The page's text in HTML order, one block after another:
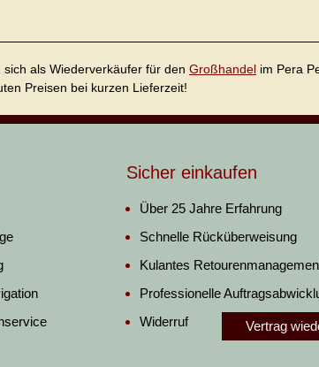
als Wiederverkäufer für den Großhandel im Pera
Preisen bei kurzen Lieferzeit!
Sicher einkaufen
Über 25 Jahre Erfahrung
Schnelle Rücküberweisung
Kulantes
Professionelle
Widerruf
Vertrag